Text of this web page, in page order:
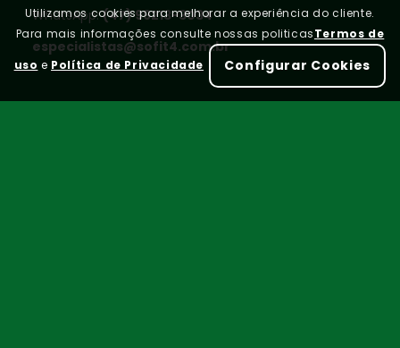
WhatsApp:(47) 99213-3034
especialistas@sofit4.com.br
Utilizamos cookies para melhorar a experiência do cliente.
Para mais informações consulte nossas politicasTermos de
uso e Política de Privacidade Configurar Cookies